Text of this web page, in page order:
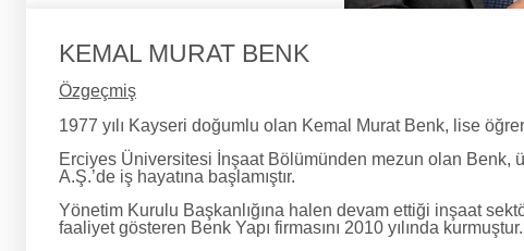
KEMAL MURAT BENK
Özgeçmiş
1977 yılı Kayseri doğumlu olan Kemal Murat Benk, lise
Erciyes Üniversitesi İnşaat Bölümünden mezun olan Benk,
A.Ş.’de iş hayatına başlamıştır.
Yönetim Kurulu Başkanlığına halen devam ettiği inşaat
faaliyet gösteren Benk Yapı firmasını 2010 yılında kurmuştur.